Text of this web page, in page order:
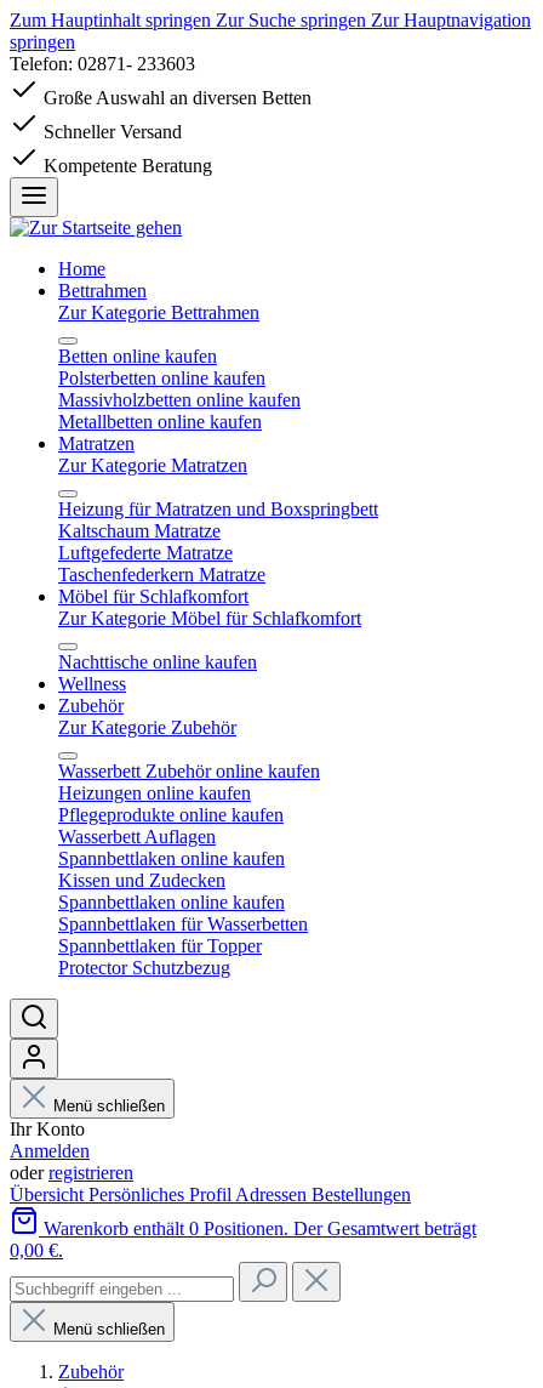
Zum Hauptinhalt springen Zur Suche springen Zur Hauptnavigation
springen
Telefon: 02871- 233603
Große Auswahl an diversen Betten
Schneller Versand
Kompetente Beratung
Home
Bettrahmen
Zur Kategorie Bettrahmen
Betten online kaufen
Polsterbetten online kaufen
Massivholzbetten online kaufen
Metallbetten online kaufen
Matratzen
Zur Kategorie Matratzen
Heizung für Matratzen und Boxspringbett
Kaltschaum Matratze
Luftgefederte Matratze
Taschenfederkern Matratze
Möbel für Schlafkomfort
Zur Kategorie Möbel für Schlafkomfort
Nachttische online kaufen
Wellness
Zubehör
Zur Kategorie Zubehör
Wasserbett Zubehör online kaufen
Heizungen online kaufen
Pflegeprodukte online kaufen
Wasserbett Auflagen
Spannbettlaken online kaufen
Kissen und Zudecken
Spannbettlaken online kaufen
Spannbettlaken für Wasserbetten
Spannbettlaken für Topper
Protector Schutzbezug
Menü schließen
Ihr Konto
Anmelden
oderregistrieren
Übersicht Persönliches Profil Adressen Bestellungen
Warenkorb enthält 0 Positionen. Der Gesamtwert beträgt
0,00 €.
Menü schließen
Zubehör